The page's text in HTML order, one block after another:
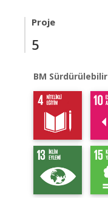
Proje
5
BM